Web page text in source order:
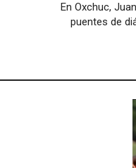
En Oxchuc,
puentes de